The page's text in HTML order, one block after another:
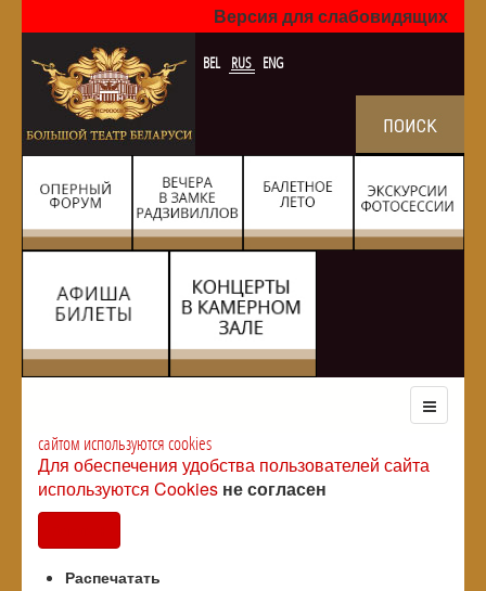
Версия для слабовидящих
BEL RUS ENG
сайтом используются cookies
Для обеспечения удобства пользователей сайта
используются Cookies не согласен
Распечатать